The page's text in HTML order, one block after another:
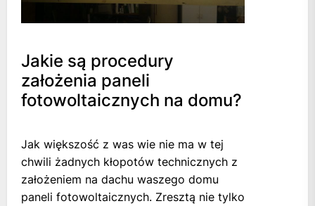
Jakie są procedury
założenia paneli
fotowoltaicznych na domu?
Jak większość z was wie nie ma w tej
chwili żadnych kłopotów technicznych z
założeniem na dachu waszego domu
paneli fotowoltaicznych. Zresztą nie tylko